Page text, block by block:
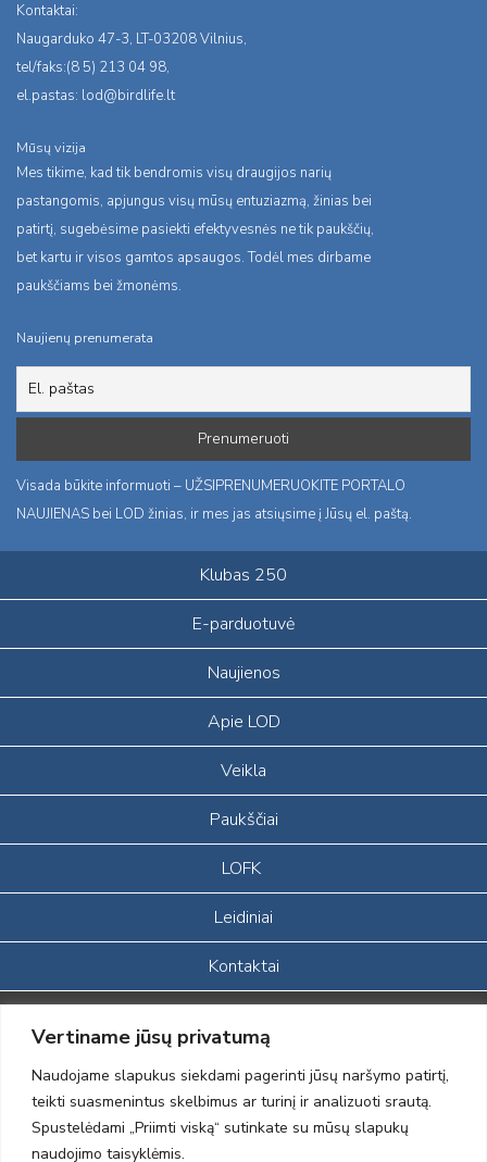
Vertiname jūsų privatumą
Naudojame slapukus siekdami pagerinti jūsų naršymo patirtį,
teikti suasmenintus skelbimus ar turinį ir analizuoti srautą.
Spustelėdami „Priimti viską“ sutinkate su mūsų slapukų
naudojimo taisyklėmis.
Kontaktai:
Naugarduko 47-3, LT-03208 Vilnius,
tel/faks:(8 5) 213 04 98,
el.pastas: lod@birdlife.lt
Mūsų vizija
Mes tikime, kad tik bendromis visų draugijos narių
pastangomis, apjungus visų mūsų entuziazmą, žinias bei
patirtį, sugebėsime pasiekti efektyvesnės ne tik paukščių,
bet kartu ir visos gamtos apsaugos. Todėl mes dirbame
paukščiams bei žmonėms.
Naujienų prenumerata
Visada būkite informuoti – UŽSIPRENUMERUOKITE PORTALO
NAUJIENAS bei LOD žinias, ir mes jas atsiųsime į Jūsų el. paštą.
Klubas 250
E-parduotuvė
Naujienos
Apie LOD
Veikla
Paukščiai
LOFK
Leidiniai
Kontaktai
Portalas sukurtas įgyvendinant Lietuvos Respublikos, Europos
ekonominės erdvės ir Norvegijos finansinių mechanizmų iš dalies
finansuojamą paprojektį
„LOD visuomeninės /gamtosauginės veiklos sustiprinimas ir įvaizdžio
formavimas įtraukiant visuomenę į aplinkosauginių tyrimų veiklą“
(paprojekčio
įgyvendinimo sutarties numeris 2004-LT0008-NVO-1EEE/NOR-02-